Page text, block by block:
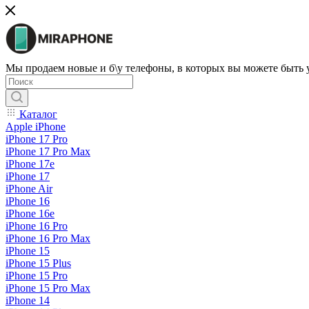
Мы продаем новые и б\у телефоны, в которых вы можете быть
Каталог
Apple iPhone
iPhone 17 Pro
iPhone 17 Pro Max
iPhone 17e
iPhone 17
iPhone Air
iPhone 16
iPhone 16e
iPhone 16 Pro
iPhone 16 Pro Max
iPhone 15
iPhone 15 Plus
iPhone 15 Pro
iPhone 15 Pro Max
iPhone 14